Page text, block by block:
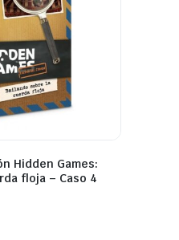
Hidden Games:
floja – Caso 4